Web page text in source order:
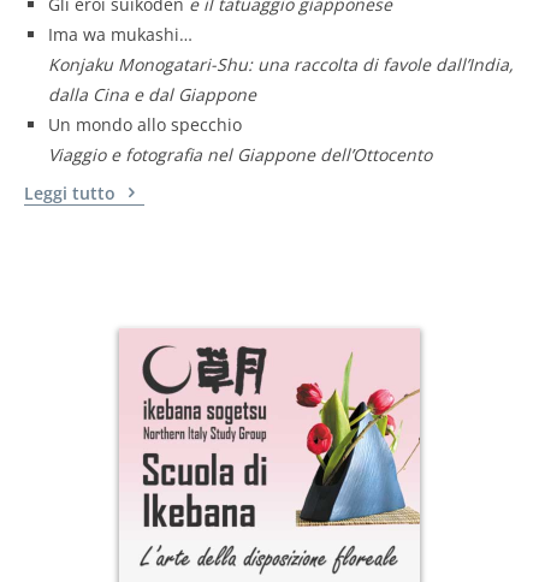
Gli eroi suikoden e il tatuaggio giapponese
Ima wa mukashi…
Konjaku Monogatari-Shu: una raccolta di favole dall’India,
dalla Cina e dal Giappone
Un mondo allo specchio
Viaggio e fotografia nel Giappone dell’Ottocento
Leggi tutto